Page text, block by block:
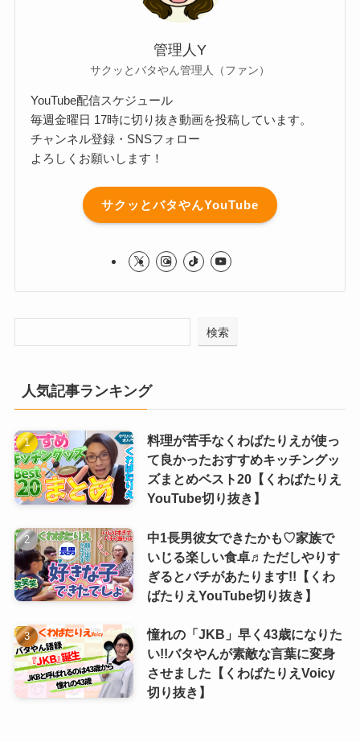
管理人Y
サクッとバタやん管理人（ファン）
YouTube配信スケジュール
毎週金曜日 17時に切り抜き動画を投稿しています。
チャンネル登録・SNSフォロー
よろしくお願いします！
サクッとバタやんYouTube
検索
人気記事ランキング
料理が苦手なくわばたりえが使っ
て良かったおすすめキッチングッ
ズまとめベスト20【くわばたりえ
YouTube切り抜き】
中1長男彼女できたかも♡家族で
いじる楽しい食卓♬ただしやりす
ぎるとバチがあたります!!【くわ
ばたりえYouTube切り抜き】
憧れの「JKB」早く43歳になりた
い!!バタやんが素敵な言葉に変身
させました【くわばたりえVoicy
切り抜き】